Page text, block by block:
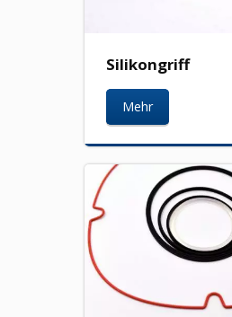
Silikongriff
Mehr